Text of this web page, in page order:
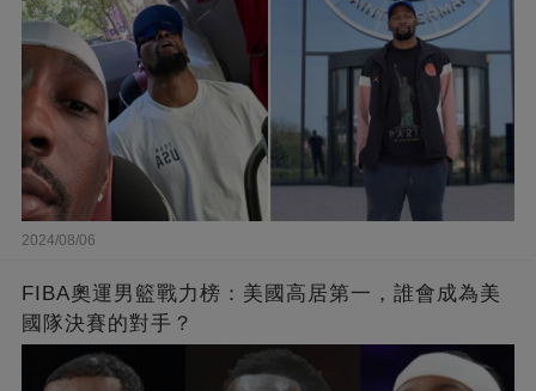
2024/08/06
FIBA奧運男籃戰力榜：美國高居第一，誰會成為美
國隊決賽的對手？